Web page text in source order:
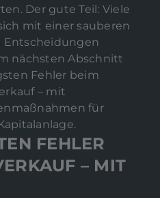
Der gute Teil: Viele
mit einer sauberen
Entscheidungen
nächsten Abschnitt
Fehler beim
– mit
für
FEHLER
– MIT